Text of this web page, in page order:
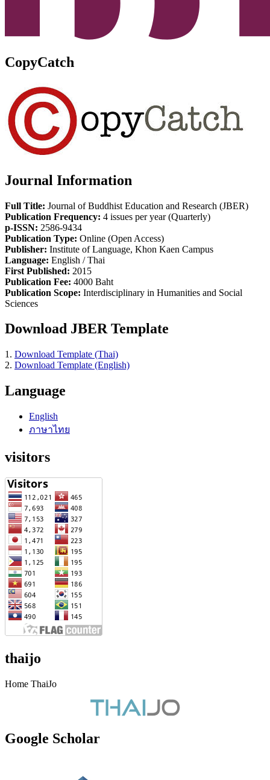
CopyCatch
Journal Information
Full Title: Journal of Buddhist Education and Research (JBER)
Publication Frequency: 4 issues per year (Quarterly)
p-ISSN: 2586-9434
Publication Type: Online (Open Access)
Publisher: Institute of Language, Khon Kaen Campus
Language: English / Thai
First Published: 2015
Publication Fee: 4000 Baht
Publication Scope: Interdisciplinary in Humanities and Social
Sciences
Download JBER Template
1. Download Template (Thai)
2. Download Template (English)
Language
English
ภาษาไทย
visitors
thaijo
Home ThaiJo
Google Scholar